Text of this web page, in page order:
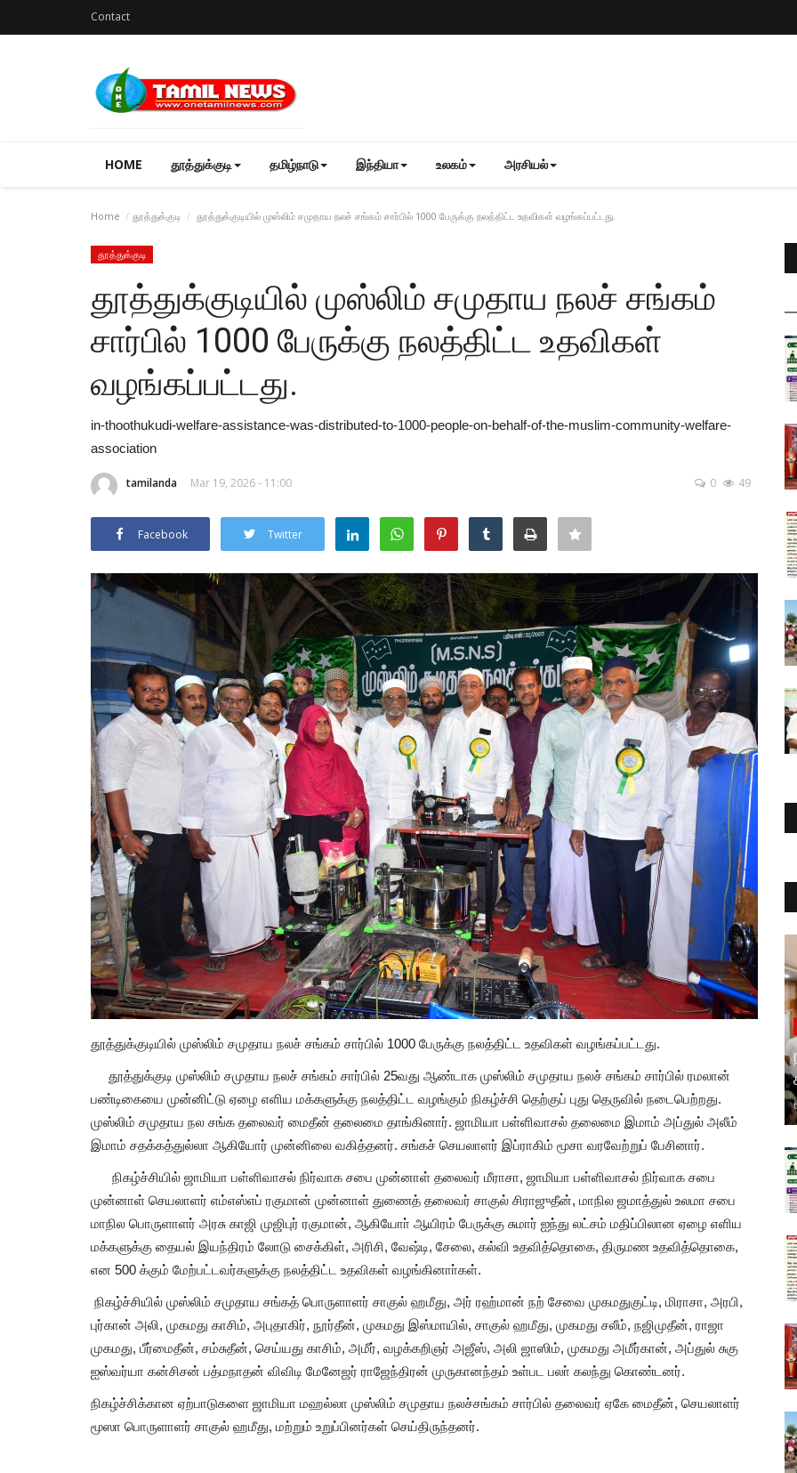
Contact
HOME தூத்துக்குடி தமிழ்நாடு இந்தியா உலகம் அரசியல்
Home தூத்துக்குடி தூத்துக்குடியில் முஸ்லிம் சமுதாய நலச் சங்கம் சார்பில் 1000 பேருக்கு நலத்திட்ட உதவிகள் வழங்கப்பட்டது.
தூத்துக்குடி
தூத்துக்குடியில் முஸ்லிம் சமுதாய நலச் சங்கம்
சார்பில் 1000 பேருக்கு நலத்திட்ட உதவிகள்
வழங்கப்பட்டது.
in-thoothukudi-welfare-assistance-was-distributed-to-1000-people-on-behalf-of-the-muslim-community-welfare-
association
tamilanda Mar 19, 2026 - 11:00 0 49
Facebook Twitter
தூத்துக்குடியில் முஸ்லிம் சமுதாய நலச் சங்கம் சார்பில் 1000 பேருக்கு நலத்திட்ட உதவிகள் வழங்கப்பட்டது.
தூத்துக்குடி முஸ்லிம் சமுதாய நலச் சங்கம் சார்பில் 25வது ஆண்டாக முஸ்லிம் சமுதாய நலச் சங்கம் சார்பில் ரமலான்
பண்டிகையை முன்னிட்டு ஏழை எளிய மக்களுக்கு நலத்திட்ட வழங்கும் நிகழ்ச்சி தெற்குப் புது தெருவில் நடைபெற்றது.
முஸ்லிம் சமுதாய நல சங்க தலைவர் மைதீன் தலைமை தாங்கினார். ஜாமியா பள்ளிவாசல் தலைமை இமாம் அப்துல் அலீம்
இமாம் சதக்கத்துல்லா ஆகியோர் முன்னிலை வகித்தனர். சங்கச் செயலாளர் இப்ராகிம் மூசா வரவேற்றுப் பேசினார்.
நிகழ்ச்சியில் ஜாமியா பள்ளிவாசல் நிர்வாக சபை முன்னாள் தலைவர் மீராசா, ஜாமியா பள்ளிவாசல் நிர்வாக சபை
முன்னாள் செயலாளர் எம்எஸ்எப் ரகுமான் முன்னாள் துணைத் தலைவர் சாகுல் சிராஜுதீன், மாநில ஜமாத்துல் உலமா சபை
மாநில பொருளாளர் அரசு காஜி முஜிபுர் ரகுமான், ஆகியோா் ஆயிரம் பேருக்கு சுமார் ஐந்து லட்சம் மதிப்பிலான ஏழை எளிய
மக்களுக்கு தையல் இயந்திரம் லோடு சைக்கிள், அரிசி, வேஷ்டி, சேலை, கல்வி உதவித்தொகை, திருமண உதவித்தொகை,
என 500 க்கும் மேற்பட்டவர்களுக்கு நலத்திட்ட உதவிகள் வழங்கினாா்கள்.
நிகழ்ச்சியில் முஸ்லிம் சமுதாய சங்கத் பொருளாளர் சாகுல் ஹமீது, அர் ரஹ்மான் நற் சேவை முகமதுகுட்டி, மிராசா, அரபி,
புர்கான் அலி, முகமது காசிம், அபுதாகிர், நூர்தீன், முகமது இஸ்மாயில், சாகுல் ஹமீது, முகமது சலீம், நஜிமுதீன், ராஜா
முகமது, பீர்மைதீன், சம்சுதீன், செய்யது காசிம், அமீர், வழக்கறிஞர் அஜீஸ், அலி ஜாஸிம், முகமது அமீர்கான், அப்துல் சுகு
ஐஸ்வர்யா கன்சிசன் பத்மநாதன் விவிடி மேனேஜர் ராஜேந்திரன் முருகானந்தம் உள்பட பலா் கலந்து கொண்டனர்.
நிகழ்ச்சிக்கான ஏற்பாடுகளை ஜாமியா மஹல்லா முஸ்லிம் சமுதாய நலச்சங்கம் சார்பில் தலைவர் ஏகே மைதீன், செயலாளர்
மூஸா பொருளாளர் சாகுல் ஹமீது, மற்றும் உறுப்பினர்கள் செய்திருந்தனர்.